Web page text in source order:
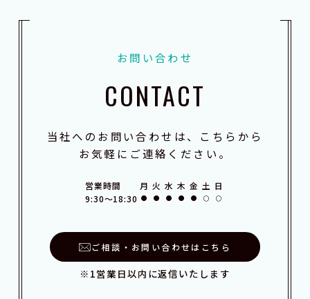
お問い合わせ
CONTACT
当社へのお問い合わせは、こちらから
お気軽にご連絡ください。
営業時間 月 火 水 木 金 土 日
9:30～18:30
ご相談・お問い合わせはこちら
※1営業日以内に返信いたします